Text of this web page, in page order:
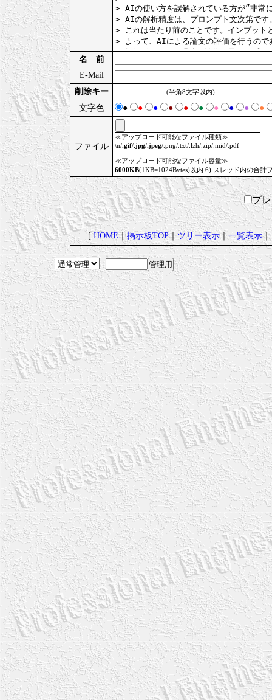
名 前
E-Mail
削除キー
(半角8文字以内)
文字色 ● ● ● ● ● ● ● ● ● ●
ファイル
≪アップロード可能なファイル種類≫
\n/.gif/.jpg/.jpeg/.png/.txt/.lzh/.zip/.mid/.pdf
≪アップロード可能なファイル容量≫
6000KB(1KB=1024Bytes)以内 6) スレッド内の合計
プ
[HOME｜掲示板TOP｜ツリー表示｜一覧表示｜